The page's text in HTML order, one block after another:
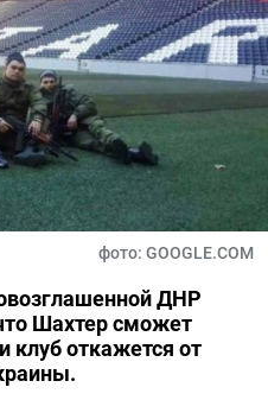
фото: GOOGLE.COM
ДНР
Шахтер сможет
клуб откажется от